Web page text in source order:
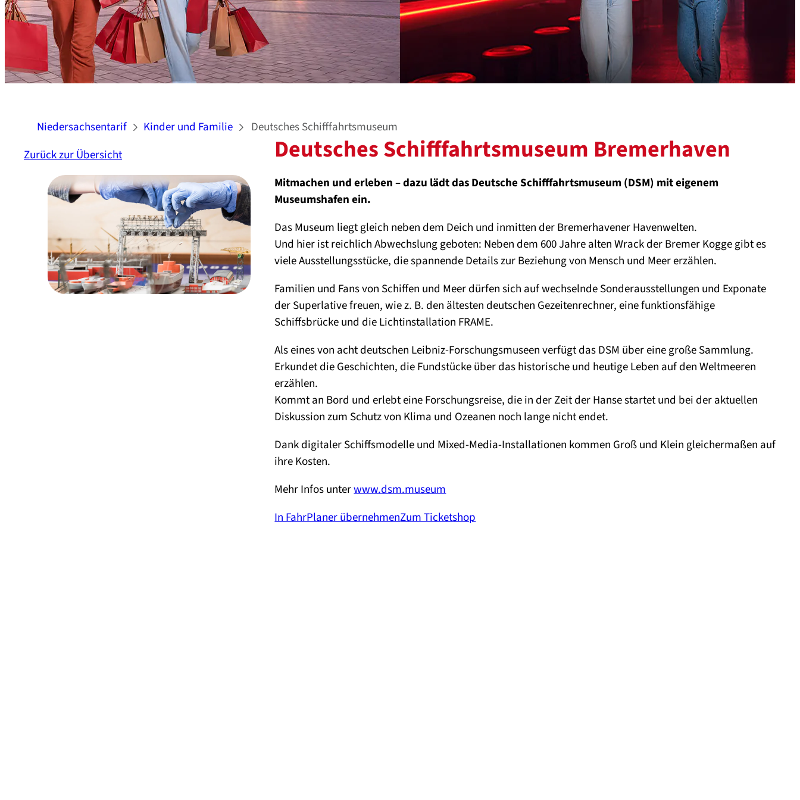
Niedersachsentarif Kinder und Familie
Deutsches Schifffahrtsmuseum
Zurück zur Übersicht
Deutsches Schifffahrtsmuseum Bremerhaven
Mitmachen und erleben – dazu lädt das Deutsche Schifffahrtsmuseum (DSM) mit eigenem
Museumshafen ein.
Das Museum liegt gleich neben dem Deich und inmitten der Bremerhavener Havenwelten.
Und hier ist reichlich Abwechslung geboten: Neben dem 600 Jahre alten Wrack der Bremer Kogge gibt es
viele Ausstellungsstücke, die spannende Details zur Beziehung von Mensch und Meer erzählen.
Familien und Fans von Schiffen und Meer dürfen sich auf wechselnde Sonderausstellungen und Exponate
der Superlative freuen, wie z. B. den ältesten deutschen Gezeitenrechner, eine funktionsfähige
Schiffsbrücke und die Lichtinstallation FRAME.
Als eines von acht deutschen Leibniz-Forschungsmuseen verfügt das DSM über eine große Sammlung.
Erkundet die Geschichten, die Fundstücke über das historische und heutige Leben auf den Weltmeeren
erzählen.
Kommt an Bord und erlebt eine Forschungsreise, die in der Zeit der Hanse startet und bei der aktuellen
Diskussion zum Schutz von Klima und Ozeanen noch lange nicht endet.
Dank digitaler Schiffsmodelle und Mixed-Media-Installationen kommen Groß und Klein gleichermaßen auf
ihre Kosten.
Mehr Infos unterwww.dsm.museum
In FahrPlaner übernehmenZum Ticketshop